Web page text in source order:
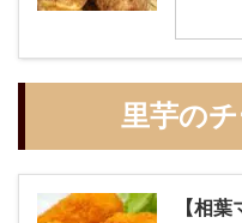
里芋の
【相